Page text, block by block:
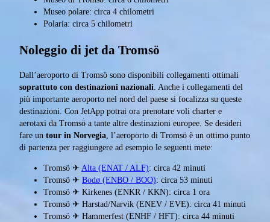
Museo polare: circa 4 chilometri
Polaria: circa 5 chilometri
Noleggio di jet da Tromsö
Dall’aeroporto di Tromsö sono disponibili collegamenti ottimali
soprattuto con destinazioni nazionali. Anche i collegamenti del
più importante aeroporto nel nord del paese si focalizza su queste
destinazioni. Con JetApp potrai ora prenotare voli charter e
aerotaxi da Tromsö a tante altre destinazioni europee. Se desideri
fare un tour in Norvegia, l’aeroporto di Tromsö è un ottimo punto
di partenza per raggiungere ad esempio le seguenti mete:
Tromsö ✈ Alta (ENAT / ALF): circa 42 minuti
Tromsö ✈ Bodø (ENBO / BOO): circa 53 minuti
Tromsö ✈ Kirkenes (ENKR / KKN): circa 1 ora
Tromsö ✈ Harstad/Narvik (ENEV / EVE): circa 41 minuti
Tromsö ✈ Hammerfest (ENHF / HFT): circa 44 minuti